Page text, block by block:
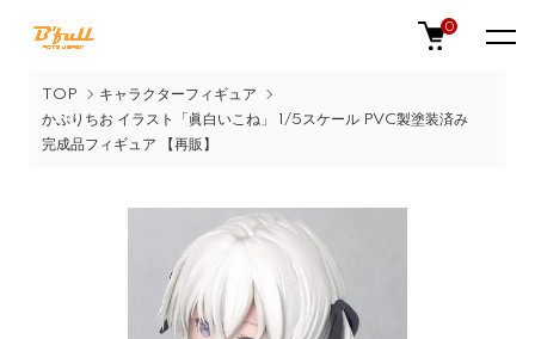
0
TOP
キャラクターフィギュア
かぷりちお イラスト「眞白いこね」 1/5スケール PVC製塗装済み
完成品フィギュア 【再販】